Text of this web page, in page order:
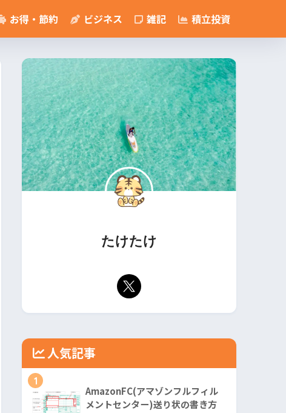
お得・節約 ビジネス 雑記 積立投資
たけたけ
人気記事
1
AmazonFC(アマゾンフルフィル
メントセンター)送り状の書き方